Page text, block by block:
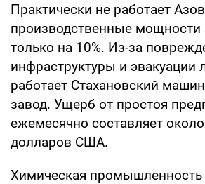
Практически не работает
производственные мощности
только на 10%. Из-за
инфраструктуры и эвакуации
работает Стахановский
завод. Ущерб от простоя
ежемесячно составляет
долларов США.
Химическая промышленность